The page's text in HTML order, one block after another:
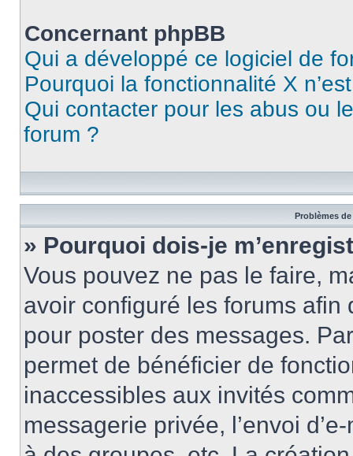
Concernant phpBB
Qui a développé ce logiciel de
Pourquoi la fonctionnalité X
Qui contacter pour les abus ou
forum ?
Problèmes
» Pourquoi dois-je
Vous pouvez ne pas le faire,
avoir configuré les forums afin
pour poster des messages.
permet de bénéficier de
inaccessibles aux invités
messagerie privée, l’envoi